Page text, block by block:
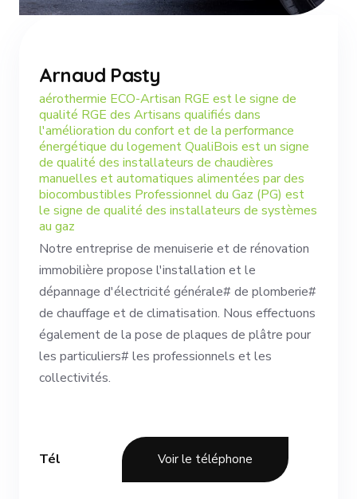
Arnaud Pasty
aérothermie ECO-Artisan RGE est le signe de
qualité RGE des Artisans qualifiés dans
l'amélioration du confort et de la performance
énergétique du logement QualiBois est un signe
de qualité des installateurs de chaudières
manuelles et automatiques alimentées par des
biocombustibles Professionnel du Gaz (PG) est
le signe de qualité des installateurs de systèmes
au gaz
Notre entreprise de menuiserie et de rénovation
immobilière propose l'installation et le
dépannage d'électricité générale# de plomberie#
de chauffage et de climatisation. Nous effectuons
également de la pose de plaques de plâtre pour
les particuliers# les professionnels et les
collectivités.
Tél Voir le téléphone